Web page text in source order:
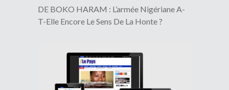
DE BOKO HARAM : L’armée Nigériane A-
T-Elle Encore Le Sens De La Honte ?